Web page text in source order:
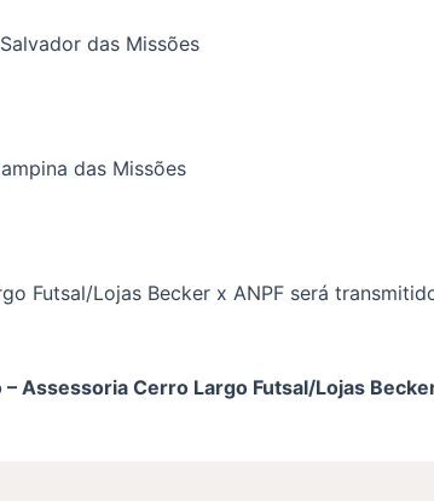
das Missões
das Missões
Futsal/Lojas Becker x ANPF será
– Assessoria Cerro Largo Futsal/Lojas